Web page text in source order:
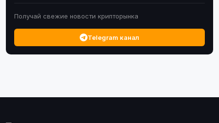
Получай свежие новости крипторынка
Telegram канал